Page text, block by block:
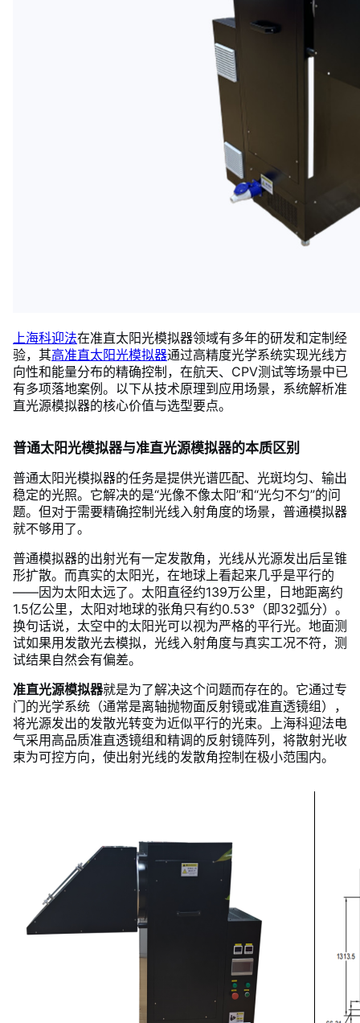
上海科迎法在准直太阳光模拟器领域有多年的研发和定制经
验，其高准直太阳光模拟器通过高精度光学系统实现光线方
向性和能量分布的精确控制，在航天、CPV测试等场景中已
有多项落地案例。以下从技术原理到应用场景，系统解析准
直光源模拟器的核心价值与选型要点。
普通太阳光模拟器与准直光源模拟器的本质区别
普通太阳光模拟器的任务是提供光谱匹配、光斑均匀、输出
稳定的光照。它解决的是“光像不像太阳”和“光匀不匀”的问
题。但对于需要精确控制光线入射角度的场景，普通模拟器
就不够用了。
普通模拟器的出射光有一定发散角，光线从光源发出后呈锥
形扩散。而真实的太阳光，在地球上看起来几乎是平行的
——因为太阳太远了。太阳直径约139万公里，日地距离约
1.5亿公里，太阳对地球的张角只有约0.53°（即32弧分）。
换句话说，太空中的太阳光可以视为严格的平行光。地面测
试如果用发散光去模拟，光线入射角度与真实工况不符，测
试结果自然会有偏差。
准直光源模拟器就是为了解决这个问题而存在的。它通过专
门的光学系统（通常是离轴抛物面反射镜或准直透镜组），
将光源发出的发散光转变为近似平行的光束。上海科迎法电
气采用高品质准直透镜组和精调的反射镜阵列，将散射光收
束为可控方向，使出射光线的发散角控制在极小范围内。